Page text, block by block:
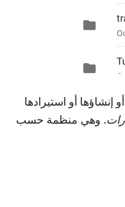
أو استيرادها
. وهي منظمة حسب